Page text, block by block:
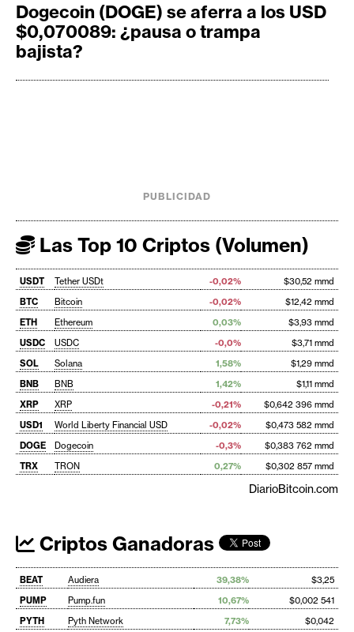
Dogecoin (DOGE) se aferra a los USD
$0,070089: ¿pausa o trampa
bajista?
PUBLICIDAD
Las Top 10 Criptos (Volumen)
USDT Tether USDt -0,02%
$30,52 mmd
BTC
Bitcoin -0,02%
$12,42 mmd
ETH
Ethereum 0,03%
$3,93 mmd
USDC
USDC -0,0%
$3,71 mmd
SOL
Solana 1,58%
$1,29 mmd
BNB
BNB 1,42%
$1,11 mmd
XRP
XRP -0,21%
$0,642 396 mmd
USD1
World Liberty Financial USD -0,02%
$0,473 582 mmd
DOGE
Dogecoin -0,3%
$0,383 762 mmd
TRX
TRON 0,27% $0,302 857 mmd
DiarioBitcoin.com
Criptos Ganadoras
BEAT Audiera 39,38%
$3,25
PUMP
Pump.fun 10,67%
$0,002 541
PYTH
Pyth Network 7,73%
$0,042